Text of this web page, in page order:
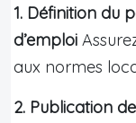
1. Définition du
d’emploi
aux normes
2. Publication